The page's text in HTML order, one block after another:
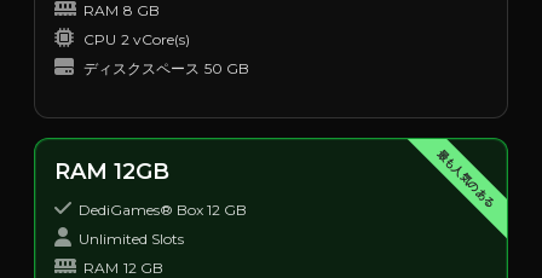
RAM 8 GB
CPU 2 vCore(s)
ディスクスペース 50 GB
最も人気のある
RAM 12GB
DediGames® Box 12 GB
Unlimited Slots
RAM 12 GB